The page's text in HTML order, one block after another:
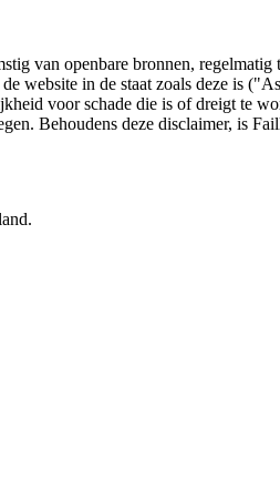
van openbare bronnen,
website in de staat zoals deze is
voor schade die is of dreigt te
Behoudens deze disclaimer, is